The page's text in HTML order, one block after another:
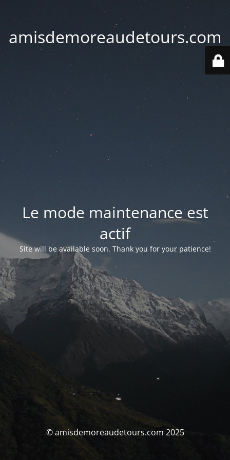
amisdemoreaudetours.com
Le mode maintenance est
actif
Site will be available soon. Thank you for your patience!
© amisdemoreaudetours.com 2025